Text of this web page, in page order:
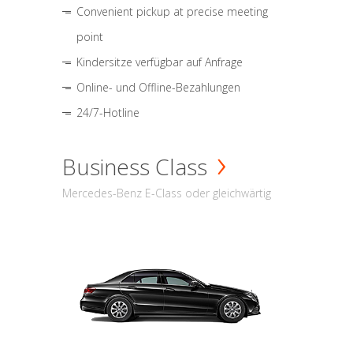
Convenient pickup at precise meeting
point
Kindersitze verfügbar auf Anfrage
Online- und Offline-Bezahlungen
24/7-Hotline
Business Class
Mercedes-Benz E-Class oder gleichwärtig